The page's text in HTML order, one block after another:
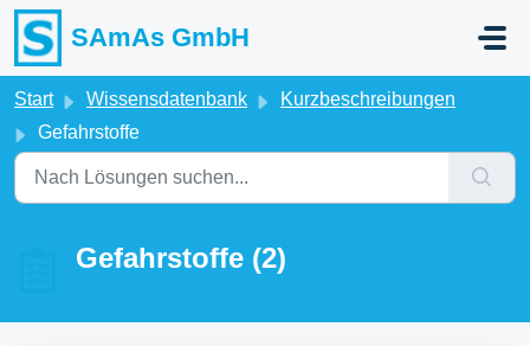
Zum hauptsächlichen Inhalt gehen
SAmAs GmbH
Start Wissensdatenbank
Kurzbeschreibungen
Gefahrstoffe
Gefahrstoffe (2)